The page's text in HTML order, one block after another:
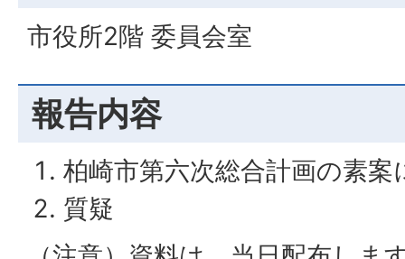
市役所2階 委員会室
報告内容
柏崎市第六次総合計画の素案
質疑